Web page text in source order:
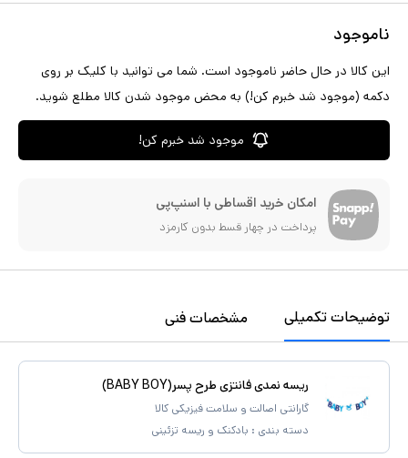
ناموجود
این کالا در حال حاضر ناموجود است. شما می توانید با کلیک بر روی
دکمه (موجود شد خبرم کن!) به محض موجود شدن کالا مطلع شوید.
موجود شد خبرم کن!
امکان خرید اقساطی با اسنپ‌پی
پرداخت در چهار قسط بدون کارمزد
توضیحات تکمیلی مشخصات فنی
ریسه نمدی فانتزی طرح پسر(BABY BOY)
گارانتی اصالت و سلامت فیزیکی کالا
دسته بندی : بادکنک و ریسه تزئینی